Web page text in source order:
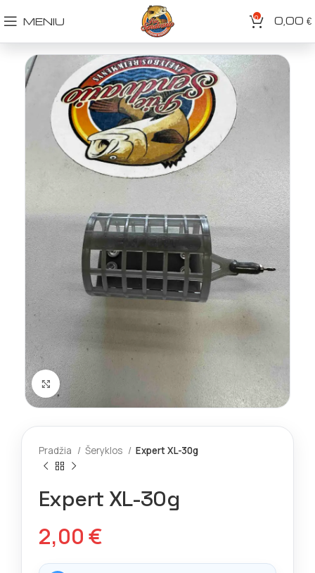
MENIU 0 0,00 €
Spustelėkite norėdami padidinti
Pradžia Šeryklos Expert XL-30g
Expert XL-30g
2,00€